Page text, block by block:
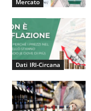
Mercato
Dati IRI-Circana